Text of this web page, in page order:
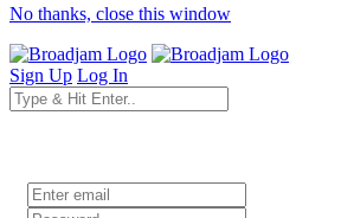
No thanks, close this window
Sign Up Log In